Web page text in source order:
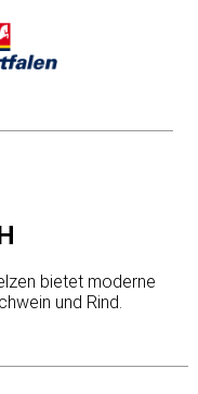
bietet moderne
und Rind.